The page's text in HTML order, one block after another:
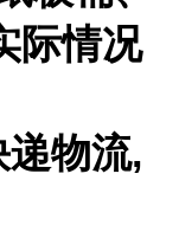
际情况
递物流,